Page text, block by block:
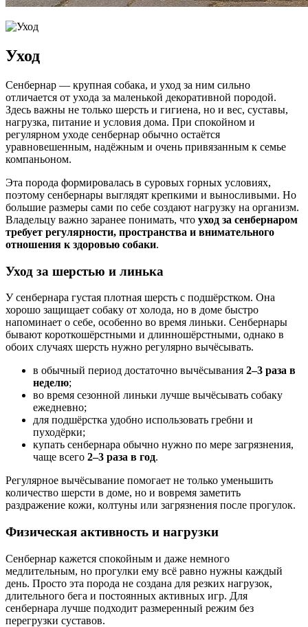
Уход
Сенбернар — крупная собака, и уход за ним сильно
отличается от ухода за маленькой декоративной породой.
Здесь важны не только шерсть и гигиена, но и вес, суставы,
нагрузка, питание и условия дома. При спокойном и
регулярном уходе сенбернар обычно остаётся
уравновешенным, надёжным и очень привязанным к семье
компаньоном.
Эта порода формировалась в суровых горных условиях,
поэтому сенбернары выглядят крепкими и выносливыми. Но
большие размеры сами по себе создают нагрузку на организм.
Владельцу важно заранее понимать, что уход за сенбернаром
требует регулярности, пространства и внимательного
отношения к здоровью собаки.
Уход за шерстью и линька
У сенбернара густая плотная шерсть с подшёрстком. Она
хорошо защищает собаку от холода, но в доме быстро
напоминает о себе, особенно во время линьки. Сенбернары
бывают короткошёрстными и длинношёрстными, однако в
обоих случаях шерсть нужно регулярно вычёсывать.
в обычный период достаточно вычёсывания 2–3 раза в
неделю;
во время сезонной линьки лучше вычёсывать собаку
ежедневно;
для подшёрстка удобно использовать гребни и
пуходёрки;
купать сенбернара обычно нужно по мере загрязнения,
чаще всего 2–3 раза в год.
Регулярное вычёсывание помогает не только уменьшить
количество шерсти в доме, но и вовремя заметить
раздражение кожи, колтуны или загрязнения после прогулок.
Физическая активность и нагрузки
Сенбернар кажется спокойным и даже немного
медлительным, но прогулки ему всё равно нужны каждый
день. Просто эта порода не создана для резких нагрузок,
длительного бега и постоянных активных игр. Для
сенбернара лучше подходит размеренный режим без
перегрузки суставов.